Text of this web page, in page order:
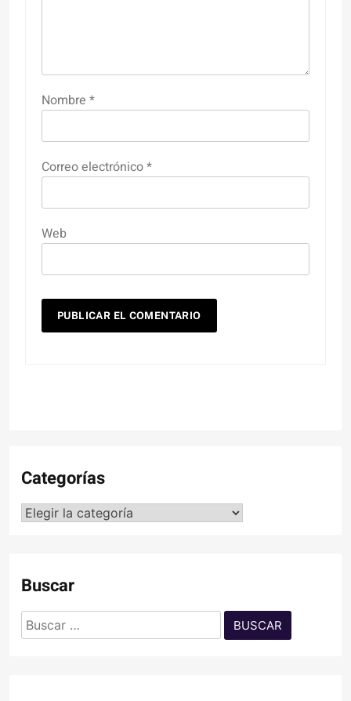
Nombre *
Correo electrónico*
Web
Categorías
Categorías
Buscar
Buscar: